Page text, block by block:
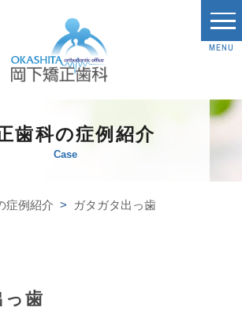
MENU
歯科の症例紹介
Case
症例紹介 ガタガタ出っ歯
っ歯